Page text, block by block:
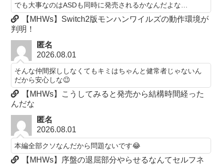
でも大事なのはASDも同時に発売されるかなんだよな…
【MHWs】Switch2版モンハンワイルズの動作環境が
判明！
匿名
2026.08.01
そんな仲間探ししなくてもキミはちゃんと健常者じゃないん
だから安心しな😉
【MHWs】こうしてみると発売から結構時間経った
んだな
匿名
2026.08.01
本編全部クソなんだから問題ないです😂
【MHWs】序盤の退屈部分やらせるなんてセルフネ